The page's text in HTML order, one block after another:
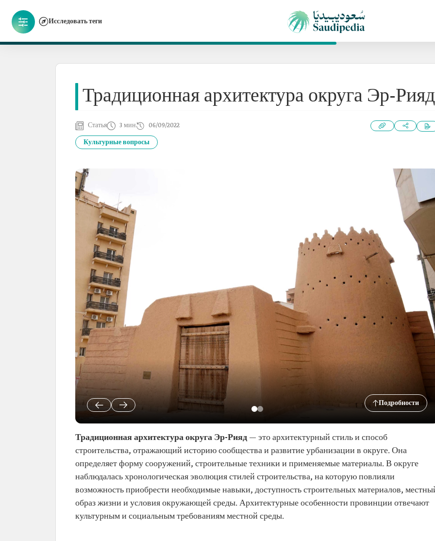
Исследовать теги
Традиционная архитектура округа Эр-Рияд
Статья 3 мин 06/09/2022
Культурные вопросы
Подробности
Традиционная архитектура округа Эр-Рияд — это архитектурный стиль и способ
строительства, отражающий историю сообщества и развитие урбанизации в округе. Она
определяет форму сооружений, строительные техники и применяемые материалы. В округе
наблюдалась хронологическая эволюция стилей строительства, на которую повлияли
возможность приобрести необходимые навыки, доступность строительных материалов,
образ жизни и условия окружающей среды. Архитектурные особенности провинции отвечают
культурным и социальным требованиям местной среды.